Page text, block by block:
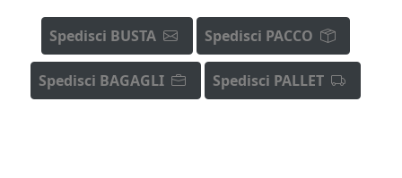
Spedisci BUSTA Spedisci PACCO
Spedisci BAGAGLI Spedisci PALLET